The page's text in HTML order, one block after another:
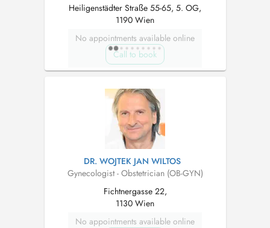
Heiligenstädter Straße 55-65, 5. OG,
1190 Wien
No appointments available online
Call to book
DR. WOJTEK JAN WILTOS
Gynecologist - Obstetrician (OB-GYN)
Fichtnergasse 22,
1130 Wien
No appointments available online